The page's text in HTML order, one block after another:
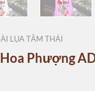
LỤA TẰM THÁI
Phượng